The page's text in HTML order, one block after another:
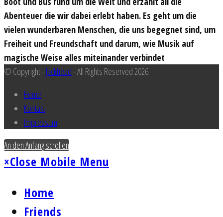
Abenteuer die wir dabei erlebt haben. Es geht um die
vielen wunderbaren Menschen, die uns begegnet sind, um
Freiheit und Freundschaft und darum, wie Musik auf
magische Weise alles miteinander verbindet
© Copyright - Jackhead- All Rights Reserved 2026
Home
Kontakt
Impressum
An den Anfang scrollen
×Close Mobile Menu
Home
Friends